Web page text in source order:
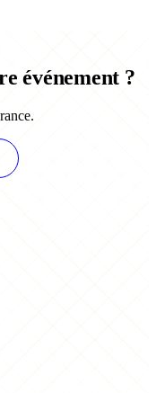
événement ?